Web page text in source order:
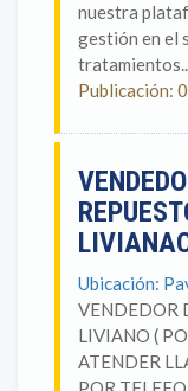
nuestra
gestión en el
Publicación:
Ubicación:
VENDEDOR
LIVIANO (
ATENDER